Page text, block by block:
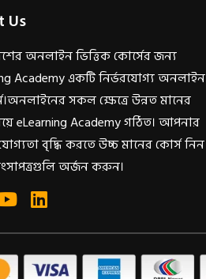
Us
অনলাইন ভিত্তিক কোর্সের জন্য
Academy একটি নির্ভরযোগ্য অনলাইন
সকল ক্ষেত্রে উন্নত মানের
eLearning Academy গঠিত। আপনার
বৃদ্ধি করতে উচ্চ মানের কোর্স নিন
অর্জন করুন।